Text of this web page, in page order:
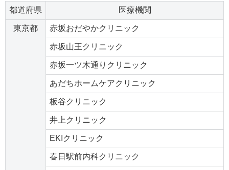
都道府県 医療機関
東京都 赤坂おだやかクリニック
赤坂山王クリニック
赤坂一ツ木通りクリニック
あだちホームケアクリニック
板谷クリニック
井上クリニック
EKIクリニック
春日駅前内科クリニック